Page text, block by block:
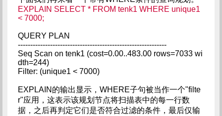
EXPLAIN SELECT * FROM tenk1 WHERE unique1
< 7000;
QUERY PLAN
------------------------------------------------------------
Seq Scan on tenk1 (cost=0.00..483.00 rows=7033 wi
dth=244)
Filter: (unique1 < 7000)
EXPLAIN的输出显示，WHERE子句被当作一个"filte
r"应用，这表示该规划节点将扫描表中的每一行数
据，之后再判定它们是否符合过滤的条件，最后仅输